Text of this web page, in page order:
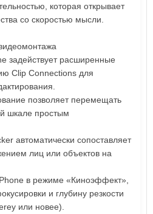
которая открывает
со скоростью мысли.
задействует расширенные
Clip Connections для
позволяет перемещать
шкале простым
автоматически сопоставляет
лиц или объектов на
в режиме «Киноэффект»,
и глубину резкости
или новее).